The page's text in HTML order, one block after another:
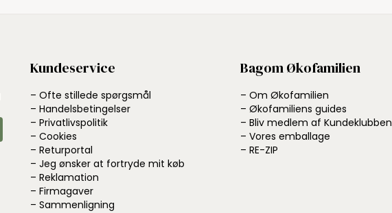
Kundeservice
– Ofte stillede spørgsmål
– Handelsbetingelser
– Privatlivspolitik
– Cookies
– Returportal
– Jeg ønsker at fortryde mit køb
– Reklamation
– Firmagaver
– Sammenligning
Bagom Økofamilien
– Om Økofamilien
– Økofamiliens guides
– Bliv medlem af Kundeklubben
– Vores emballage
– RE-ZIP